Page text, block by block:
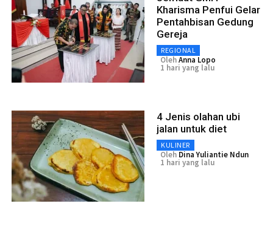
Kharisma Penfui Gelar
Pentahbisan Gedung
Gereja
REGIONAL
OlehAnna Lopo
1 hari yang lalu
4 Jenis olahan ubi
jalan untuk diet
KULINER
Oleh Dina Yuliantie Ndun
1 hari yang lalu